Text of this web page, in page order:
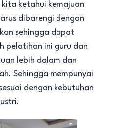
ketahui kemajuan
dibarengi dengan
sehingga dapat
pelatihan ini guru dan
lebih dalam dan
Sehingga mempunyai
dengan kebutuhan